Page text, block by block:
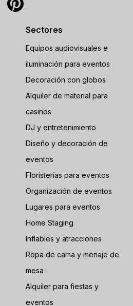
Sectores
Equipos audiovisuales e
iluminación para eventos
Decoración con globos
Alquiler de material para
casinos
DJ y entretenimiento
Diseño y decoración de
eventos
Floristerías para eventos
Organización de eventos
Lugares para eventos
Home Staging
Inflables y atracciones
Ropa de cama y menaje de
mesa
Alquiler para fiestas y
eventos